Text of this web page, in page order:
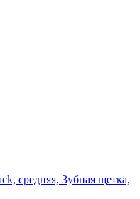
средняя, Зубная щетка,